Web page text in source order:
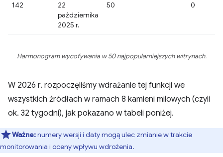
142
22
października
2025 r.
50 0
Harmonogram wycofywania w 50 najpopularniejszych witrynach.
W 2026 r. rozpoczęliśmy wdrażanie tej funkcji we
wszystkich źródłach w ramach 8 kamieni milowych (czyli
ok. 32 tygodni), jak pokazano w tabeli poniżej.
Ważne:numery wersji i daty mogą ulec zmianie w trakcie
monitorowania i oceny wpływu wdrożenia.